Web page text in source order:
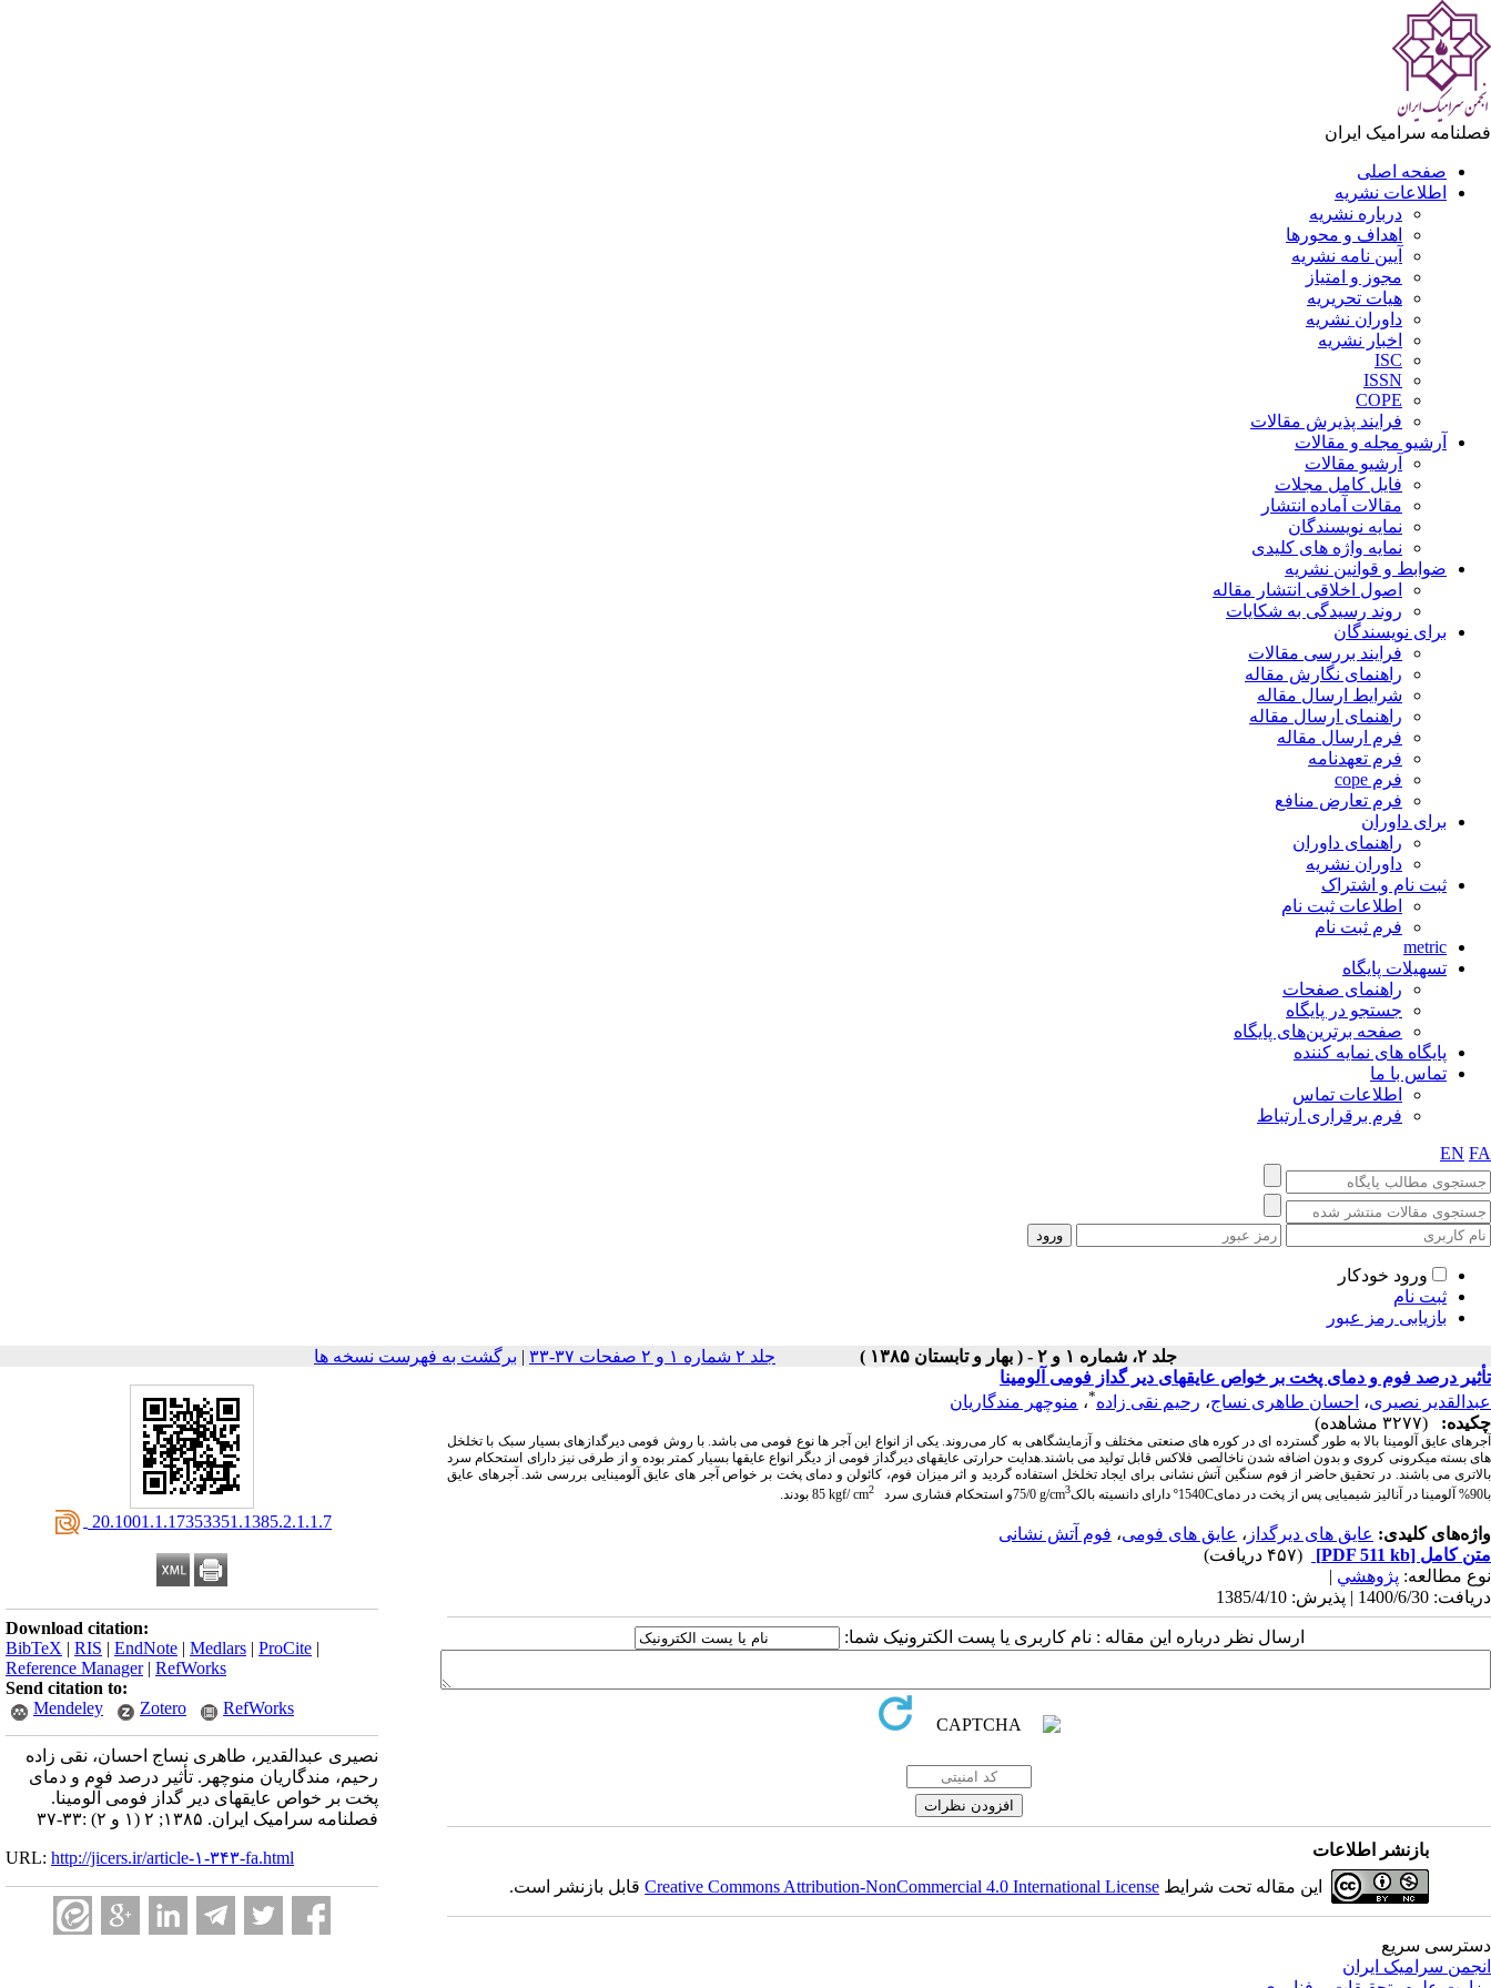
فصلنامه سرامیک ایران
صفحه اصلی
اطلاعات نشریه
درباره نشریه
اهداف و محورها
آیین نامه نشریه
مجوز و امتیاز
هیات تحریریه
داوران نشریه
اخبار نشریه
ISC
ISSN
COPE
فرایند پذیرش مقالات
آرشیو مجله و مقالات
آرشیو مقالات
فایل کامل مجلات
مقالات آماده انتشار
نمایه نویسندگان
نمایه واژه های کلیدی
ضوابط و قوانین نشریه
اصول اخلاقی انتشار مقاله
روند رسیدگی به شکایات
برای نویسندگان
فرایند بررسی مقالات
راهنمای نگارش مقاله
شرایط ارسال مقاله
راهنمای ارسال مقاله
فرم ارسال مقاله
فرم تعهدنامه
فرم cope
فرم تعارض منافع
برای داوران
راهنمای داوران
داوران نشریه
ثبت نام و اشتراک
اطلاعات ثبت نام
فرم ثبت نام
metric
تسهیلات پایگاه
راهنمای صفحات
جستجو در پایگاه
صفحه برترین‌های پایگاه
پایگاه های نمایه کننده
تماس با ما
اطلاعات تماس
فرم برقراری ارتباط
EN FA
ورود خودکار
ثبت نام
بازیابی رمز عبور
جلد ۲، شماره ۱ و ۲ - ( بهار و تابستان ۱۳۸۵ ) جلد ۲ شماره ۱ و ۲ صفحات ۳۷-۳۳ | برگشت به فهرست نسخه ها
‎ 20.1001.1.17353351.1385.2.1.1.7
Download citation:
BibTeX | RIS | EndNote | Medlars | ProCite |
Reference Manager| RefWorks
Send citation to:
Mendeley
Zotero RefWorks
نصیری عبدالقدیر، طاهری نساج احسان، نقی زاده
رحیم، مندگاریان منوچهر. تأثیر درصد فوم و دمای
پخت بر خواص عایقهای دیر گداز فومی آلومینا.
فصلنامه سرامیک ایران. ۱۳۸۵; ۲ (۱ و ۲) :۳۳-۳۷
URL: http://jicers.ir/article-۱-۳۴۳-fa.html
تأثیر درصد فوم و دمای پخت بر خواص عایقهای دیر گداز فومی آلومینا
عبدالقدیر نصیری، احسان طاهری نساج، رحیم نقی زاده*، منوچهر مندگاریان
چکیده:
(۳۲۷۷ مشاهده)
آجرهای عایق آلومینا بالا به طور گسترده ای در کوره های صنعتی مختلف و آزمایشگاهی به کار می‌روند. یکی از انواع این آجر ها نوع فومی می باشد. با روش فومی دیرگدازهای بسیار سبک با تخلخل
های بسته میکرونی کروی و بدون اضافه شدن ناخالصی فلاکس قابل تولید می باشند.هدایت حرارتی عایقهای دیرگداز فومی از دیگر انواع عایقها بسیار کمتر بوده و از طرفی نیز دارای استحکام سرد
بالاتری می باشند. در تحقیق حاضر از فوم سنگین آتش نشانی برای ایجاد تخلخل استفاده گردید و اثر میزان فوم، کائولن و دمای پخت بر خواص آجر های عایق آلومینایی بررسی شد. آجرهای عایق
با90% آلومینا در آنالیز شیمیایی پس از پخت در دمای
Cº1540 دارای دانسیته بالک g/cm3 استحکام فشاری سرد kgf/ cm2
85 بودند.
واژه‌های کلیدی: عایق های دیرگداز ، عایق های فومی، فوم آتش نشانی
متن کامل [PDF 511 kb]
(۴۵۷ دریافت)
نوع مطالعه: پژوهشي |
دریافت: 1400/6/30 | پذیرش: 1385/4/10
ارسال نظر درباره این مقاله : نام کاربری یا پست الکترونیک شما:
بازنشر اطلاعات
این مقاله تحت شرایط Creative Commons Attribution-NonCommercial 4.0 International Licenseقابل بازنشر است.
دسترسی سریع
انجمن سرامیک ایران